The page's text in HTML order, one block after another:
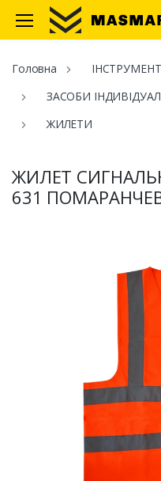
Masmart
Головна
ІНСТРУМЕНТ
ЗАСОБИ
ЖИЛЕТИ
ЖИЛЕТ
631